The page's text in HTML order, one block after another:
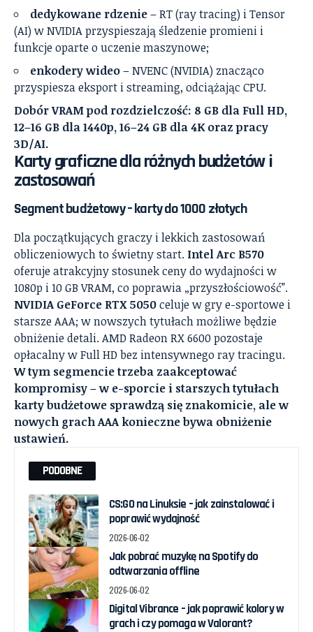
dedykowane rdzenie– RT (ray tracing) i Tensor
(AI) w NVIDIA przyspieszają śledzenie promieni i
funkcje oparte o uczenie maszynowe;
enkodery wideo– NVENC (NVIDIA) znacząco
przyspiesza eksport i streaming, odciążając CPU.
Dobór VRAM pod rozdzielczość: 8 GB dla Full HD,
12–16 GB dla 1440p, 16–24 GB dla 4K oraz pracy
3D/AI.
Karty graficzne dla różnych budżetów i
zastosowań
Segment budżetowy – karty do 1000 złotych
Dla początkujących graczy i lekkich zastosowań
obliczeniowych to świetny start. Intel Arc B570
oferuje atrakcyjny stosunek ceny do wydajności w
1080p i 10 GB VRAM, co poprawia „przyszłościowość”.
NVIDIA GeForce RTX 5050celuje w gry e-sportowe i
starsze AAA; w nowszych tytułach możliwe będzie
obniżenie detali. AMD Radeon RX 6600 pozostaje
opłacalny w Full HD bez intensywnego ray tracingu.
W tym segmencie trzeba zaakceptować
kompromisy – w e-sporcie i starszych tytułach
karty budżetowe sprawdzą się znakomicie, ale w
nowych grach AAA konieczne bywa obniżenie
ustawień.
PODOBNE
CS:GO na Linuksie – jak zainstalować i
poprawić wydajność
2026-06-02
Jak pobrać muzykę na Spotify do
odtwarzania offline
2026-06-02
Digital Vibrance – jak poprawić kolory w
grach i czy pomaga w Valorant?